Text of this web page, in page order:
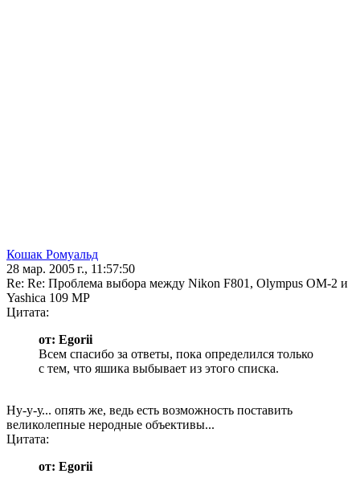
Кошак Ромуальд
28 мар. 2005 г., 11:57:50
Re: Re: Проблема выбора между Nikon F801, Olympus OM-2 и
Yashica 109 MP
Цитата:
от: Egorii
Всем спасибо за ответы, пока определился только
с тем, что яшика выбывает из этого списка.
Ну-у-у... опять же, ведь есть возможность поставить
великолепные неродные объективы...
Цитата:
от: Egorii